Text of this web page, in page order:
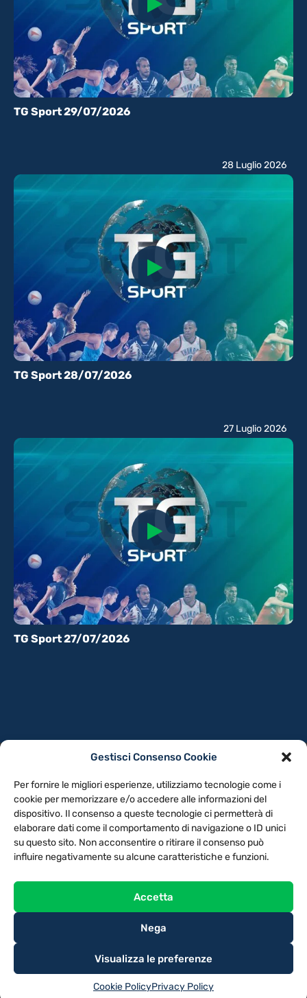
Gestisci Consenso Cookie
Per fornire le migliori esperienze, utilizziamo tecnologie come i
cookie per memorizzare e/o accedere alle informazioni del
dispositivo. Il consenso a queste tecnologie ci permetterà di
elaborare dati come il comportamento di navigazione o ID unici
su questo sito. Non acconsentire o ritirare il consenso può
influire negativamente su alcune caratteristiche e funzioni.
Accetta
Nega
Visualizza le preferenze
Cookie PolicyPrivacy Policy
TG Sport 29/07/2026
TG Sport 28/07/2026
28 Luglio 2026
TG Sport 27/07/2026
27 Luglio 2026
NOTE LEGALI
CONTATTACI PREFERENZE
TV LIBERA S.P.A.
Via Monteleonese 95/21 – 51100 Pistoia (PT)
Tel. 0573.9136 / Fax 0573.913615